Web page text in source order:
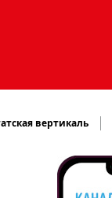
вертикаль